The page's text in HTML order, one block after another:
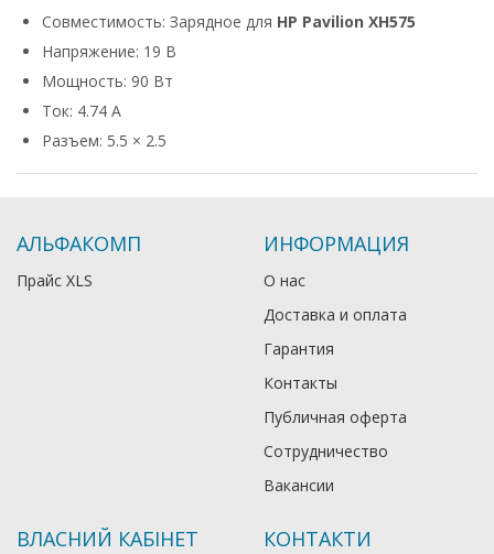
Совместимость: Зарядное для HP Pavilion XH575
Напряжение: 19 В
Мощность: 90 Вт
Ток: 4.74 А
Разъем: 5.5 × 2.5
АЛЬФАКОМП
Прайс XLS
ИНФОРМАЦИЯ
О нас
Доставка и оплата
Гарантия
Контакты
Публичная оферта
Сотрудничество
Вакансии
ВЛАСНИЙ КАБІНЕТ КОНТАКТИ